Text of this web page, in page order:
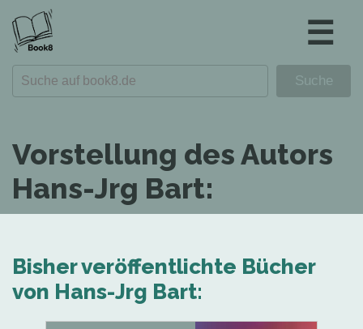
☰
Vorstellung des Autors
Hans-Jrg Bart:
Bisher veröffentlichte Bücher
von Hans-Jrg Bart: